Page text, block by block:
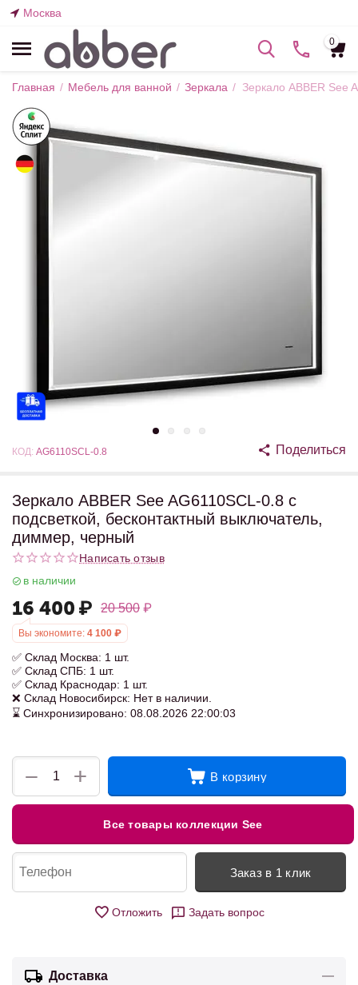
Москва
0
Главная / Мебель для ванной / Зеркала / Зеркало ABBER See
КОД: AG6110SCL-0.8 Поделиться
Зеркало ABBER See AG6110SCL-0.8 с
подсветкой, бесконтактный выключатель,
диммер, черный
Написать отзыв
в наличии
16 400 ₽ 20 500 ₽
Вы экономите: 4 100 ₽
✅ Склад Москва: 1 шт.
✅ Склад СПБ: 1 шт.
✅ Склад Краснодар: 1 шт.
❌ Склад Новосибирск: Нет в наличии.
⌛ Синхронизировано: 08.08.2026 22:00:03
+
− В корзину
Все товары коллекции See
Заказ в 1 клик
Отложить Задать вопрос
Доставка